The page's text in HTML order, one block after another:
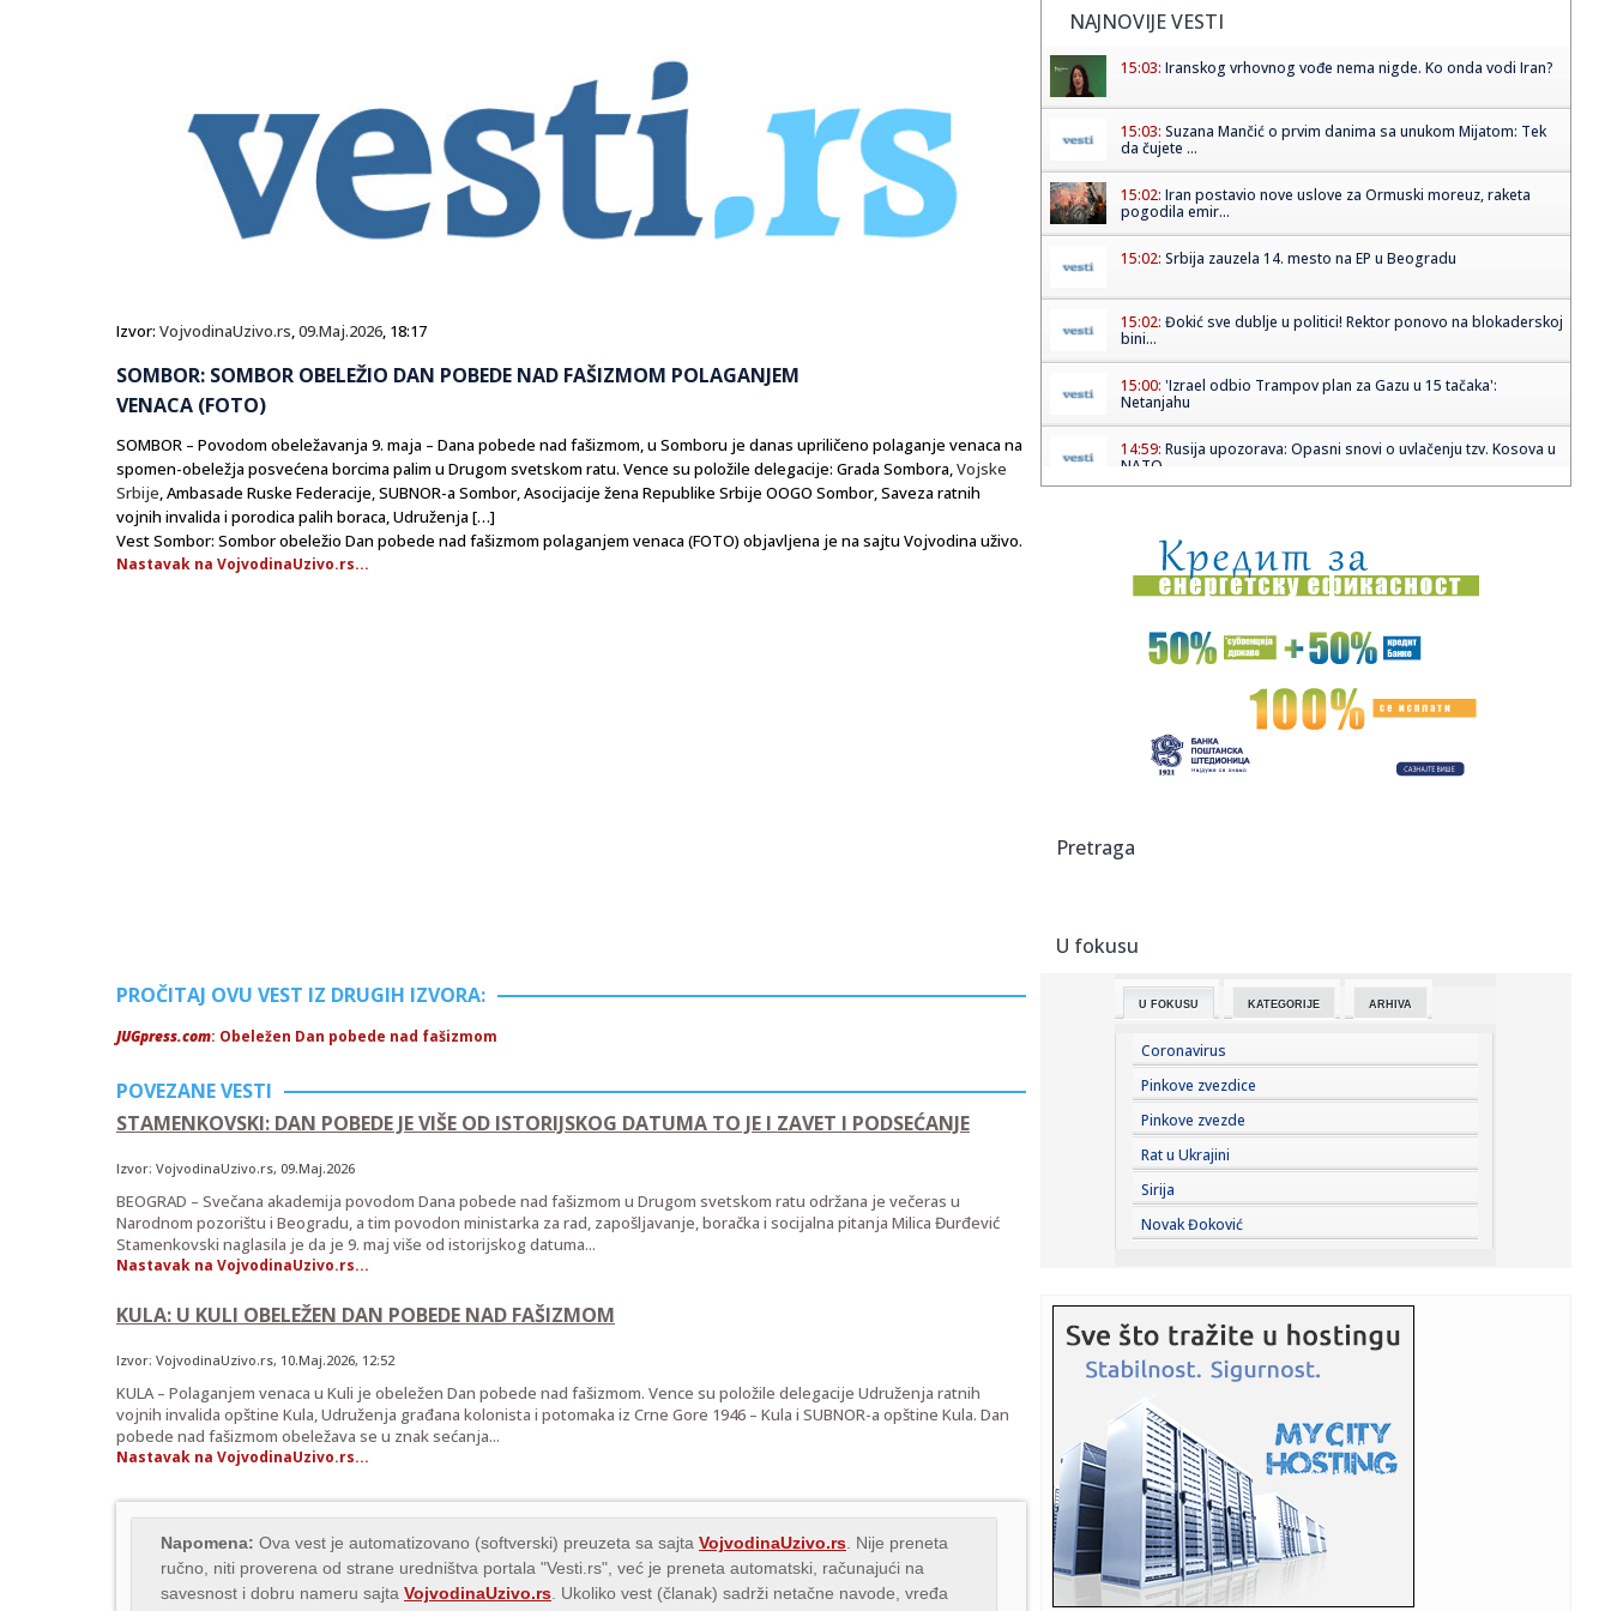
Izvor: VojvodinaUzivo.rs,09.Maj.2026, 18:17
SOMBOR: SOMBOR OBELEŽIO DAN POBEDE NAD FAŠIZMOM POLAGANJEM
VENACA (FOTO)
SOMBOR – Povodom obeležavanja 9. maja – Dana pobede nad fašizmom, u Somboru je danas upriličeno polaganje venaca na
spomen-obeležja posvećena borcima palim u Drugom svetskom ratu. Vence su položile delegacije: Grada Sombora,Vojske
Srbije, Ambasade Ruske Federacije, SUBNOR-a Sombor, Asocijacije žena Republike Srbije OOGO Sombor, Saveza ratnih
vojnih invalida i porodica palih boraca, Udruženja […]
Vest Sombor: Sombor obeležio Dan pobede nad fašizmom polaganjem venaca (FOTO) objavljena je na sajtu Vojvodina uživo.
Nastavak na VojvodinaUzivo.rs...
PROČITAJ OVU VEST IZ DRUGIH IZVORA:
JUGpress.com: Obeležen Dan pobede nad fašizmom
POVEZANE VESTI
STAMENKOVSKI: DAN POBEDE JE VIŠE OD ISTORIJSKOG DATUMA TO JE I ZAVET I PODSEĆANJE
Izvor: VojvodinaUzivo.rs, 09.Maj.2026
BEOGRAD – Svečana akademija povodom Dana pobede nad fašizmom u Drugom svetskom ratu održana je večeras u
Narodnom pozorištu i Beogradu, a tim povodon ministarka za rad, zapošljavanje, boračka i socijalna pitanja Milica Đurđević
Stamenkovski naglasila je da je 9. maj više od istorijskog datuma...
Nastavak na VojvodinaUzivo.rs...
KULA: U KULI OBELEŽEN DAN POBEDE NAD FAŠIZMOM
Izvor: VojvodinaUzivo.rs, 10.Maj.2026, 12:52
KULA – Polaganjem venaca u Kuli je obeležen Dan pobede nad fašizmom. Vence su položile delegacije Udruženja ratnih
vojnih invalida opštine Kula, Udruženja građana kolonista i potomaka iz Crne Gore 1946 – Kula i SUBNOR-a opštine Kula. Dan
pobede nad fašizmom obeležava se u znak sećanja...
Nastavak na VojvodinaUzivo.rs...
Napomena: Ova vest je automatizovano (softverski) preuzeta sa sajta VojvodinaUzivo.rs . Nije preneta
ručno, niti proverena od strane uredništva portala "Vesti.rs", već je preneta automatski, računajući na
savesnost i dobru nameru sajta VojvodinaUzivo.rs . Ukoliko vest (članak) sadrži netačne navode, vređa
NAJNOVIJE VESTI
15:03: Iranskog vrhovnog vođe nema nigde. Ko onda vodi Iran?
15:03: Suzana Mančić o prvim danima sa unukom Mijatom: Tek
da čujete ...
15:02: Iran postavio nove uslove za Ormuski moreuz, raketa
pogodila emir...
15:02: Srbija zauzela 14. mesto na EP u Beogradu
15:02: Đokić sve dublje u politici! Rektor ponovo na blokaderskoj
bini...
15:00: 'Izrael odbio Trampov plan za Gazu u 15 tačaka':
Netanjahu
14:59: Rusija upozorava: Opasni snovi o uvlačenju tzv. Kosova u
NATO
14:50:Nema predaha za Orbana u Guči: Sa čuvenim majstorom
trube nazdr...
14:50:Paraziti koji možda baš sada žive u vašem telu
Milivojević najavljuje da će kada pobede u Beogradu
14:50:Iran se priprema za nove izazove: Pezeškijan se sastao sa
našalio na Đokov...
14:46:
14:46: VIDEO: Ugrožene drevne sudanske piramide Meroe
14:46:Igraće sa Partizanom: Poznata ekipa dolazi u Beograd!
14:46:Silverston pripada Fernandesu
14:45:Velika promena stiže na puteve Srbije: Policajci dobijaju
posebn...
14:37: Blokaderski mediji tuguju: Hromos gasi proizvodnju u
Zagrebu, deo...
14:34:
14:32:Bešiktaš i Vlahović – prvi pozitivni signali Srbina
14:31:Vučić o izborima i blokaderima: Ako pobede, čestitaću im,
ali...
14:31:Vučić: Služim samo Srbiji, naučite to jedanput
Pretraga
U fokusu
U FOKUSU KATEGORIJE ARHIVA
Coronavirus
Pinkove zvezdice
Pinkove zvezde
Rat u Ukrajini
Sirija
Novak Đoković